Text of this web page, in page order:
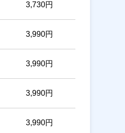
3,730円
3,990円
3,990円
3,990円
3,990円